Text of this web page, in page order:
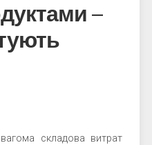
–
складова витрат